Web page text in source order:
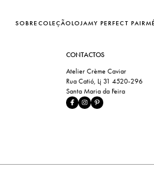
SOBRE COLEÇÃOLOJAMY PERFECT PAIR
CONTACTOS
Atelier Crème Caviar
Rua Catió, Lj 31 4520-296
Santa Maria da Feira